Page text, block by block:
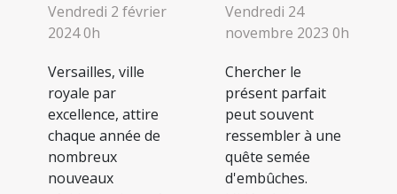
Vendredi 2 février
2024 0h
Versailles, ville
royale par
excellence, attire
chaque année de
nombreux
nouveaux
Vendredi 24
novembre 2023 0h
Chercher le
présent parfait
peut souvent
ressembler à une
quête semée
d'embûches.